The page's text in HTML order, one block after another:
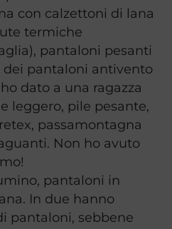
con calzettoni di lana
termiche
pantaloni pesanti
dei pantaloni antivento
dato a una ragazza
leggero, pile pesante,
passamontagna
Non ho avuto
pantaloni in
In due hanno
pantaloni, sebbene